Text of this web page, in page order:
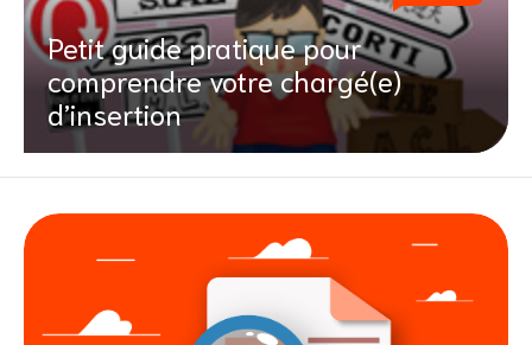
Petit guide pratique pour
comprendre votre chargé(e)
d’insertion